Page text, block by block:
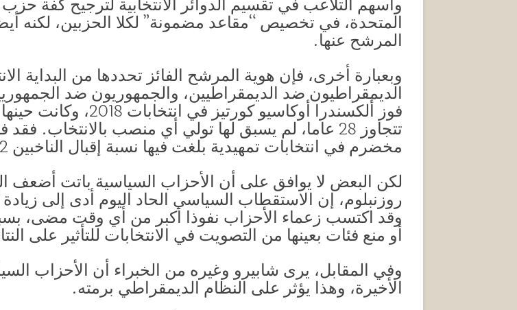
وأسهم التلاعب في تقسيم الدوائر الانتخابية لترجيح كفة
المتحدة، في تخصيص “مقاعد مضمونة” لكلا الحزبين، لكنه
المرشح عنها.
وبعبارة أخرى، فإن هوية المرشح الفائز تحددها من البداية
الديمقراطيون ضد الديمقراطيين، والجمهوريون ضد
فوز ألكسندرا أوكاسيو
تتجاوز 28 عاما، لم يسبق لها تولي أي منصب
مخضرم في انتخابات تمهيدية بلغت فيها نسبة إقبال الناخبين 12 في المئة فقط.
لكن البعض لا يوافق على أن الأحزاب السياسية باتت أضعف
روزنبلوم، إن الاستقطاب السياسي الحاد اليوم أدى إلى
وقد اكتسب زعماء الأحزاب نفوذا أكبر من أي وقت مضى،
أو منع فئات بعينها من التصويت في الانتخابات للتأثير على
وفي المقابل، يرى شابيرو وغيره من الخبراء أن الأحزاب
الأخيرة، وهذا يؤثر على النظام الديمقراطي برمته.